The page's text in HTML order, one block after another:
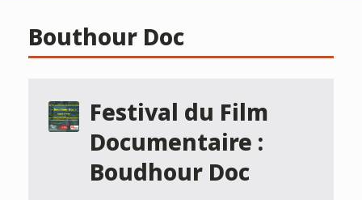
Bouthour Doc
Festival du Film
Documentaire :
Boudhour Doc